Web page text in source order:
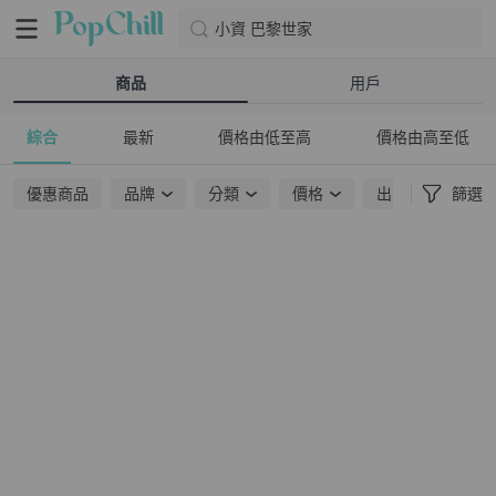
小資 巴黎世家
商品 用戶
綜合 最新 價格由低至高 價格由高至低
優惠商品 品牌 分類 價格 出貨地點 篩選